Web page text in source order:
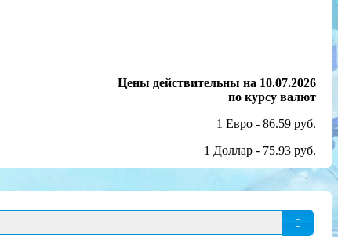
Цены действительны на 10.07.2026
по курсу валют
1 Евро - 86.59 руб.
1 Доллар - 75.93 руб.